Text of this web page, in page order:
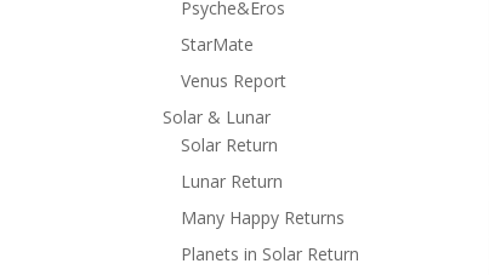
Psyche&Eros
StarMate
Venus Report
Solar & Lunar
Solar Return
Lunar Return
Many Happy Returns
Planets in Solar Return